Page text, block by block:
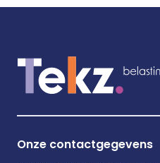
Onze contactgegevens